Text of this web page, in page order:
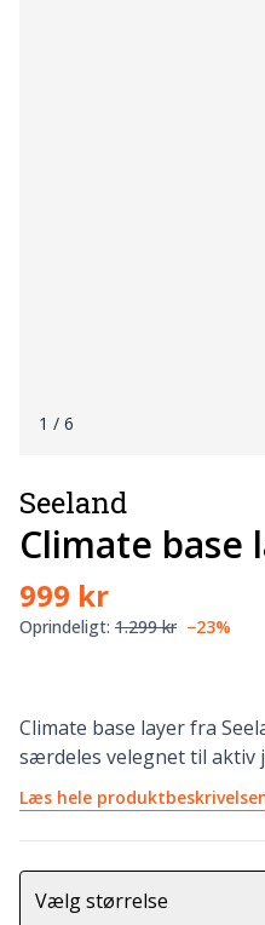
1 / 6
Seeland
Climate base
999 kr
Oprindeligt: 1.299 kr −23%
Climate base layer fra
særdeles velegnet til aktiv
Læs hele
Vælg størrelse